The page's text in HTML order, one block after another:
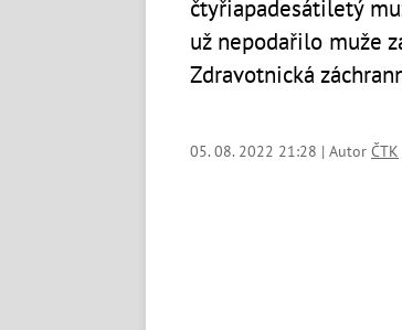
čtyřiapadesátiletý
už nepodařilo muže
Zdravotnická
05. 08. 2022 21:28 | Autor ČTK